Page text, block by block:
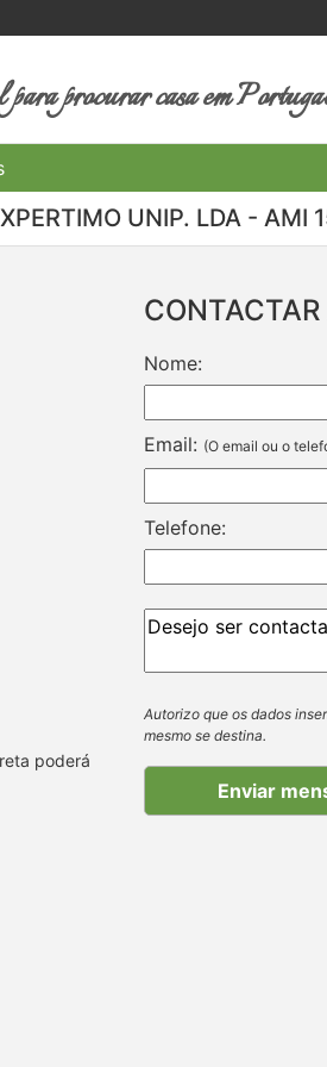
procurar casa em
UNIP. LDA - AMI
poderá
CONTACTAR
Nome:
Email: (O email ou o
Telefone:
Autorizo que os dados
mesmo se destina.